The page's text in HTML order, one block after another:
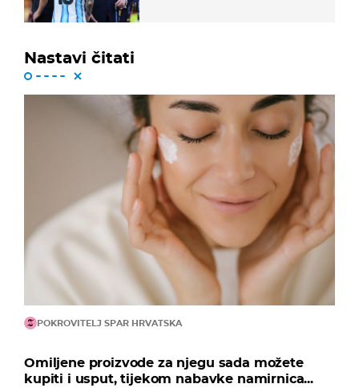
Nastavi čitati
POKROVITELJ SPAR HRVATSKA
Omiljene proizvode za njegu sada možete
kupiti i usput, tijekom nabavke namirnica...